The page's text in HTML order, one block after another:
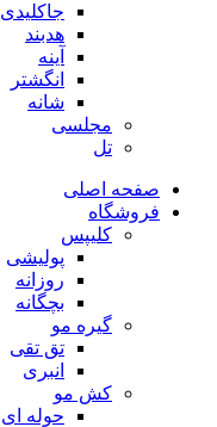
جاکلیدی
هدبند
آینه
انگشتر
شانه
مجلسی
تل
صفحه اصلی
فروشگاه
کلیپس
پولیشی
روزانه
بچگانه
گیره مو
تق تقی
انبری
کش مو
حوله ای